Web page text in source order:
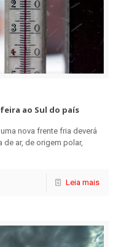
ao Sul do país
nova frente fria deverá
de ar, de origem polar,
Leia mais